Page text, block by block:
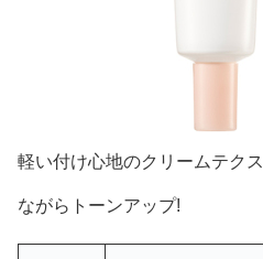
軽い付け心地のクリームテク
ながらトーンアップ!